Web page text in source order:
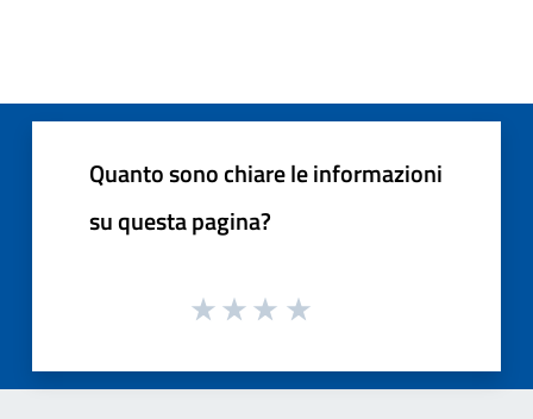
Quanto sono chiare le informazioni
su questa pagina?